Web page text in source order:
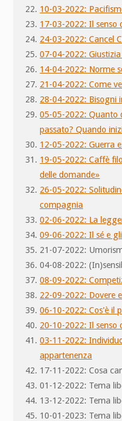
10-03-2022:
17-03-2022: Il senso
24-03-2022: Cancel
07-04-2022:
14-04-2022: Norme
21-04-2022: Come
28-04-2022: Bisogni
05-05-2022: Quanto
passato? Quando
12-05-2022: Guerra
19-05-2022: Caffè
delle domande»
26-05-2022:
compagnia
02-06-2022: La
09-06-2022: Il sé e
21-07-2022:
04-08-2022:
08-09-2022:
22-09-2022: Dovere
06-10-2022: Cos'è il
20-10-2022: Il senso
03-11-2022:
appartenenza
17-11-2022: Cosa
01-12-2022: Tema
13-12-2022: Tema
10-01-2023: Tema